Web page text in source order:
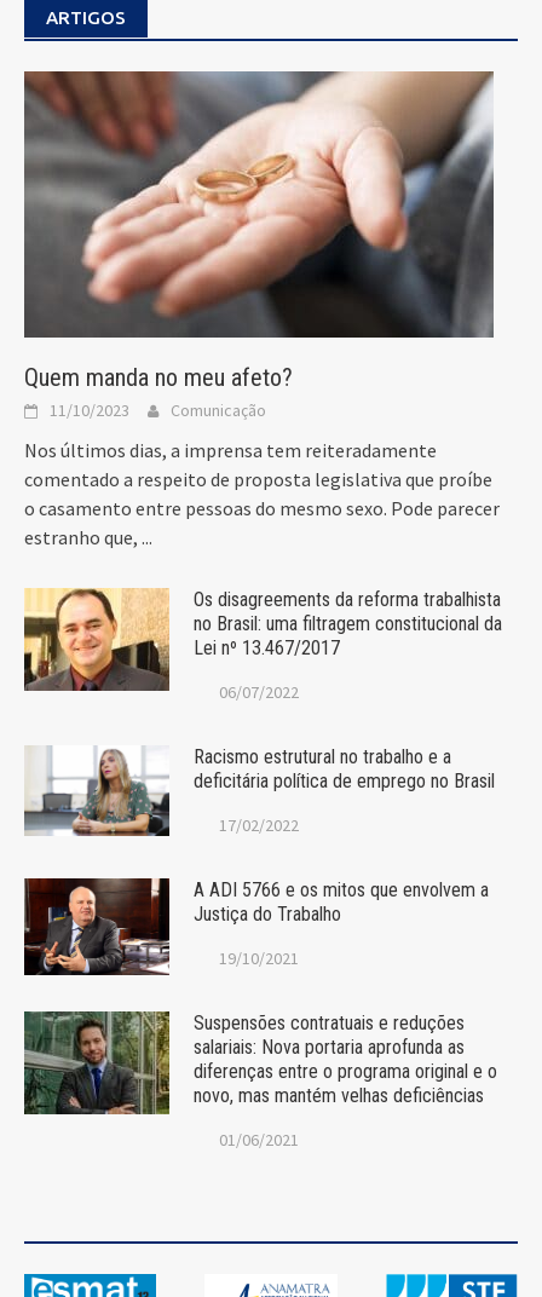
ARTIGOS
Quem manda no meu afeto?
11/10/2023 Comunicação
Nos últimos dias, a imprensa tem reiteradamente
comentado a respeito de proposta legislativa que proíbe
o casamento entre pessoas do mesmo sexo. Pode parecer
estranho que, ...
Os disagreements da reforma trabalhista
no Brasil: uma filtragem constitucional da
Lei nº 13.467/2017
06/07/2022
Racismo estrutural no trabalho e a
deficitária política de emprego no Brasil
17/02/2022
A ADI 5766 e os mitos que envolvem a
Justiça do Trabalho
19/10/2021
Suspensões contratuais e reduções
salariais: Nova portaria aprofunda as
diferenças entre o programa original e o
novo, mas mantém velhas deficiências
01/06/2021